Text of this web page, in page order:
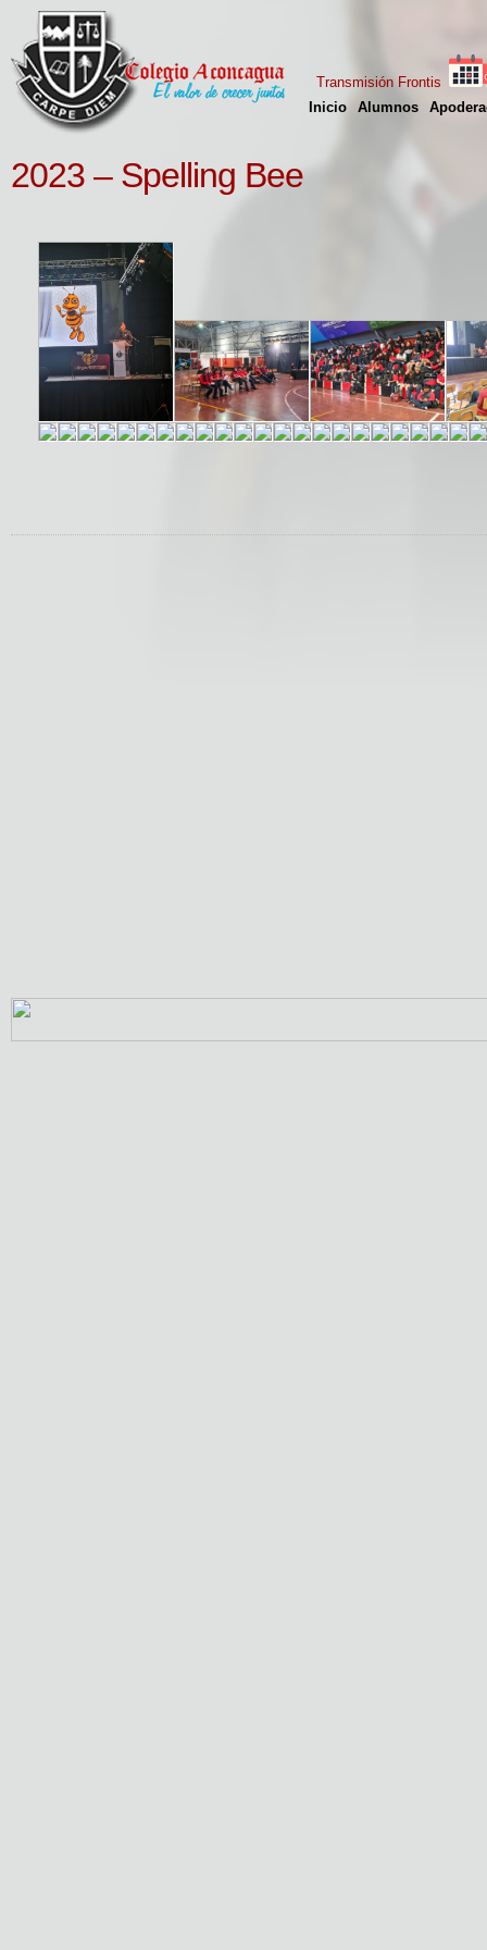
Inicio Alumnos
Transmisión Frontis
2023 – Spelling Bee